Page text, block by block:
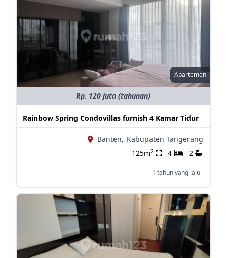
Apartemen
Rp. 120 juta (tahunan)
Rainbow Spring Condovillas furnish 4 Kamar Tidur
Banten, Kabupaten Tangerang
125m2 4 2
1 tahun yang lalu